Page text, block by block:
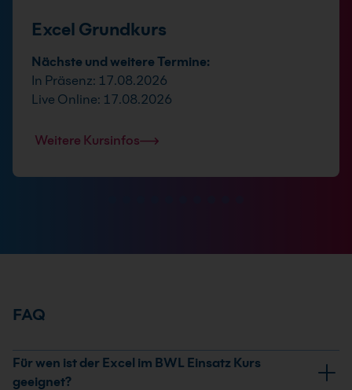
Excel Grundkurs
Nächste und weitere Termine:
In Präsenz: 17.08.2026
Live Online: 17.08.2026
Weitere Kursinfos
FAQ
Für wen ist der Excel im BWL Einsatz Kurs
geeignet?